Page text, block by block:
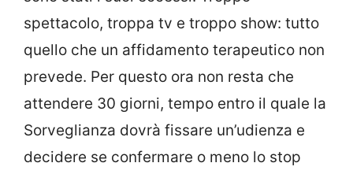
spettacolo, troppa tv e troppo show: tutto
quello che un affidamento terapeutico non
prevede. Per questo ora non resta che
attendere 30 giorni, tempo entro il quale la
Sorveglianza dovrà fissare un’udienza e
decidere se confermare o meno lo stop